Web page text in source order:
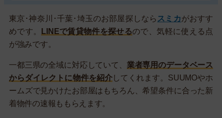
東京･神奈川･千葉･埼玉のお部屋探しなら スミカがおすす
めです。
LINEで賃貸物件を探せるので、気軽に使える点
が強みです。
一都三県の全域に対応していて、 業者専用のデータベース
からダイレクトに物件を紹介してくれます。SUUMOやホ
ームズで見かけたお部屋はもちろん、希望条件に合った新
着物件の速報ももらえます。